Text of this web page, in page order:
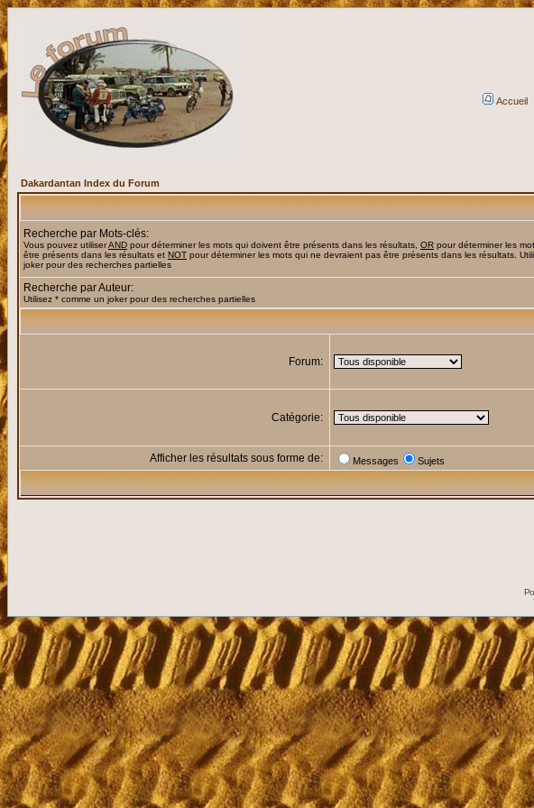
Accueil
Dakardantan Index du Forum
Recherche par Mots-clés:
Vous pouvez utiliserAND pour déterminer les mots qui doivent être présents dans les résultats, OR pour déterminer les
être présents dans les résultats et NOT pour déterminer les mots qui ne devraient pas être présents dans les résultats.
joker pour des recherches partielles
Recherche par Auteur:
Utilisez * comme un joker pour des recherches partielles
Forum:
Catégorie:
Afficher les résultats sous forme de: Messages Sujets